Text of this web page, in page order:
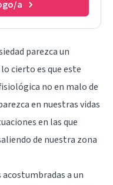
a
parezca un
cierto es que este
no en malo de
en nuestras vidas
en las que
de nuestra zona
a un